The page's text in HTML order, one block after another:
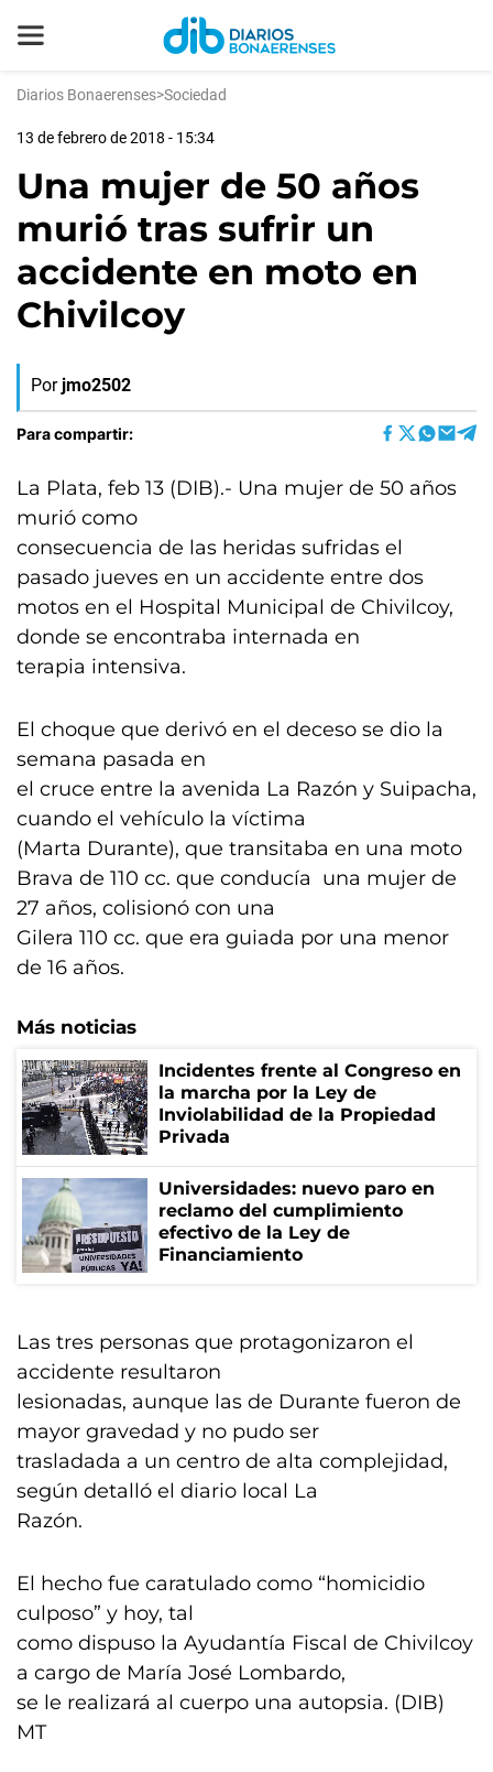
Diarios Bonaerenses>Sociedad
13 de febrero de 2018 - 15:34
Una mujer de 50 años
murió tras sufrir un
accidente en moto en
Chivilcoy
Por jmo2502
Para compartir:
La Plata, feb 13 (DIB).- Una mujer de 50 años
murió como
consecuencia de las heridas sufridas el
pasado jueves en un accidente entre dos
motos en el Hospital Municipal de Chivilcoy,
donde se encontraba internada en
terapia intensiva.
El choque que derivó en el deceso se dio la
semana pasada en
el cruce entre la avenida La Razón y Suipacha,
cuando el vehículo la víctima
(Marta Durante), que transitaba en una moto
Brava de 110 cc. que conducía una mujer de
27 años, colisionó con una
Gilera 110 cc. que era guiada por una menor
de 16 años.
Más noticias
Incidentes frente al Congreso en
la marcha por la Ley de
Inviolabilidad de la Propiedad
Privada
Universidades: nuevo paro en
reclamo del cumplimiento
efectivo de la Ley de
Financiamiento
Las tres personas que protagonizaron el
accidente resultaron
lesionadas, aunque las de Durante fueron de
mayor gravedad y no pudo ser
trasladada a un centro de alta complejidad,
según detalló el diario local La
Razón.
El hecho fue caratulado como “homicidio
culposo” y hoy, tal
como dispuso la Ayudantía Fiscal de Chivilcoy
a cargo de María José Lombardo,
se le realizará al cuerpo una autopsia. (DIB)
MT